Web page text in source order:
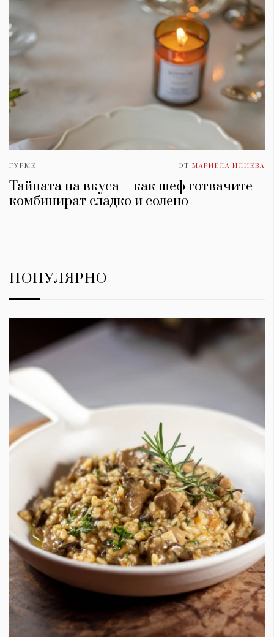
ГУРМЕ ОТ МАРИЕЛА ИЛИЕВА
Тайната на вкуса – как шеф готвачите
комбинират сладко и солено
ПОПУЛЯРНО